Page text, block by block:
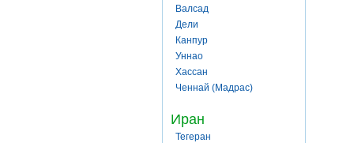
Валсад
Дели
Канпур
Уннао
Хассан
Ченнай (Мадрас)
Иран
Тегеран